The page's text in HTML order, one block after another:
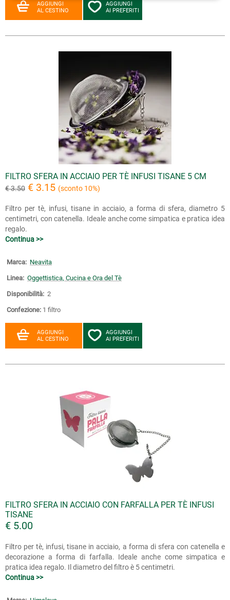
AGGIUNGI
AL CESTINO
AGGIUNGI
AI PREFERITI
FILTRO SFERA IN ACCIAIO PER TÈ INFUSI TISANE 5 CM
€ 3.50 € 3.15 (sconto 10%)
Filtro per tè, infusi, tisane in acciaio, a forma di sfera, diametro 5
centimetri, con catenella. Ideale anche come simpatica e pratica idea
regalo.
Continua >>
Marca: Neavita
Linea: Oggettistica, Cucina e Ora del Tè
Disponibilità: 2
Confezione: 1 filtro
AGGIUNGI
AL CESTINO
AGGIUNGI
AI PREFERITI
FILTRO SFERA IN ACCIAIO CON FARFALLA PER TÈ INFUSI
TISANE
€ 5.00
Filtro per tè, infusi, tisane in acciaio, a forma di sfera con catenella e
decorazione a forma di farfalla. Ideale anche come simpatica e
pratica idea regalo. Il diametro del filtro è 5 centimetri.
Continua >>